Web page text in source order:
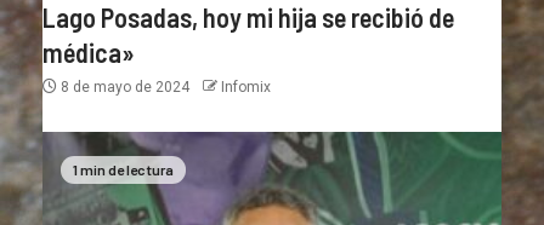
Lago Posadas, hoy mi hija se recibió de
médica»
8 de mayo de 2024 Infomix
1 min de lectura